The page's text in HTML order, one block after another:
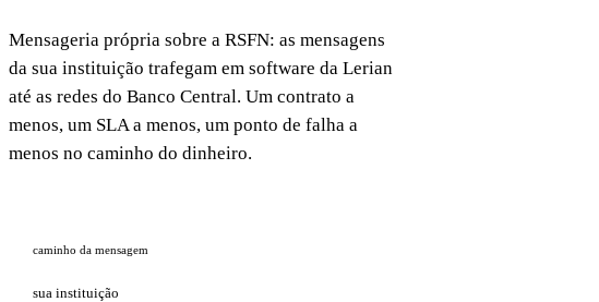
Mensageria própria sobre a RSFN: as mensagens
da sua instituição trafegam em software da Lerian
até as redes do Banco Central. Um contrato a
menos, um SLA a menos, um ponto de falha a
menos no caminho do dinheiro.
caminho da mensagem
sua instituição